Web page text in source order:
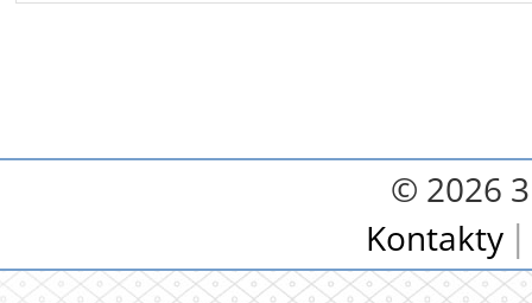
© 2026
Kontakty